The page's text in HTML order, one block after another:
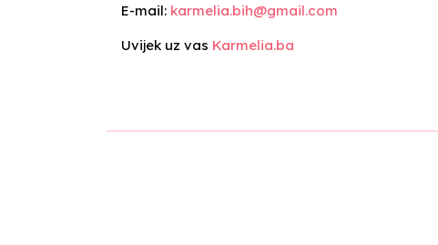
E-mail: karmelia.bih@gmail.com
Uvijek uz vas Karmelia.ba